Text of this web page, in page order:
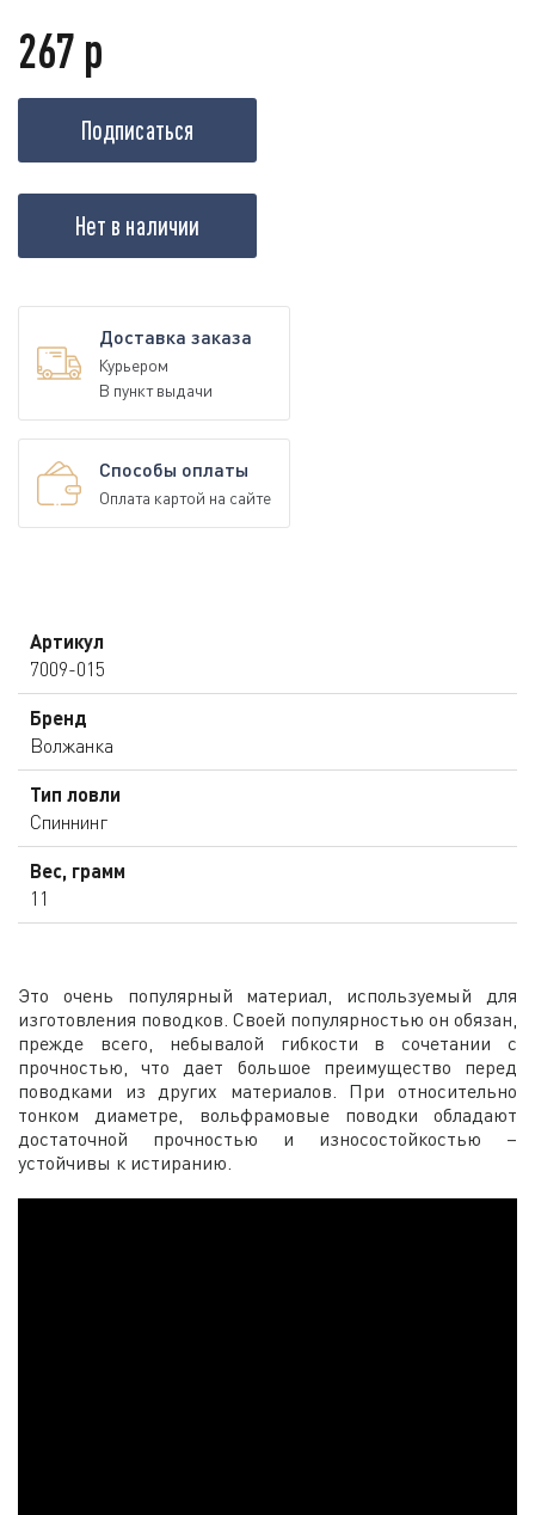
267 р
Подписаться
Нет в наличии
Доставка заказа
Курьером
В пункт выдачи
Способы оплаты
Оплата картой на сайте
Артикул
7009-015
Бренд
Волжанка
Тип ловли
Спиннинг
Вес, грамм
11
Это очень популярный материал, используемый для
изготовления поводков. Своей популярностью он обязан,
прежде всего, небывалой гибкости в сочетании с
прочностью, что дает большое преимущество перед
поводками из других материалов. При относительно
тонком диаметре, вольфрамовые поводки обладают
достаточной прочностью и износостойкостью –
устойчивы к истиранию.